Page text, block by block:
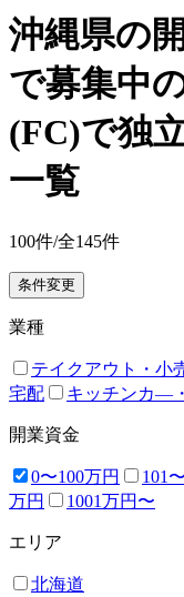
沖縄県の
で募集中
(FC)で独
一覧
100件/全145件
条件変更
業種
テイクアウト・小
宅配
キッチンカ―
開業資金
0〜100万円 101
万円
1001万円〜
エリア
北海道